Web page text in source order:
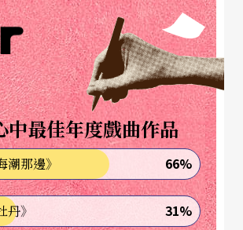
受獎者本人也不知道，因此有些驚
是正式的晚宴。
獎表揚的是一生的成就，所以受獎
今年最年輕的皇后．拉蒂法也都53
總統出席，所以一般人的印象這是
的最高榮譽。其實嚴格說來，這也
的募款晚會，但因為甘迺迪本來就
術的交集，就顯得與眾不同。1978
中最佳年度戲曲作品
潮那邊》 66%
丹》 31%